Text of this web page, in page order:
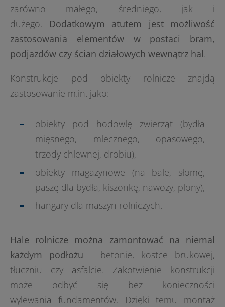
zarówno małego, średniego, jak i
dużego.
Dodatkowym atutem jest możliwość
zastosowania elementów w postaci bram,
podjazdów czy ścian działowych wewnątrz hal.
Konstrukcje pod obiekty rolnicze znajdą
zastosowanie m.in. jako:
obiekty pod hodowlę zwierząt (bydła
mięsnego, mlecznego, opasowego,
trzody chlewnej, drobiu),
obiekty magazynowe (na bale, słomę,
paszę dla bydła, kiszonkę, nawozy, plony),
hangary dla maszyn rolniczych.
Hale rolnicze można zamontować na niemal
każdym podłożu - betonie, kostce brukowej,
tłuczniu czy asfalcie. Zakotwienie konstrukcji
może odbyć się bez konieczności
wylewania fundamentów. Dzięki temu montaż